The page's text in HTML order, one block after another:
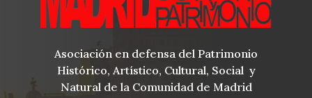
Asociación en defensa del Patrimonio
Histórico, Artístico, Cultural, Social y
Natural de la Comunidad de Madrid